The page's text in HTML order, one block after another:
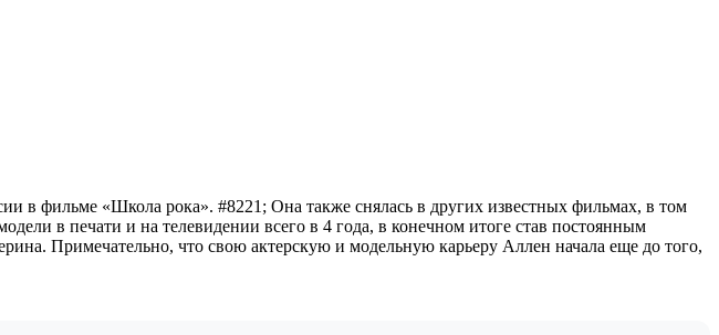
в фильме «Школа рока». #8221; Она также снялась в других известных фильмах, в том
в печати и на телевидении всего в 4 года, в конечном итоге став постоянным
Примечательно, что свою актерскую и модельную карьеру Аллен начала еще до того,